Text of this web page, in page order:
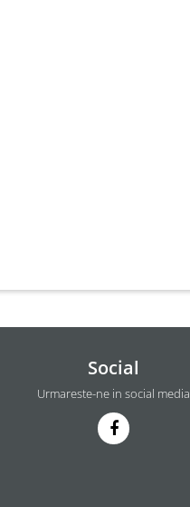
Social
Urmareste-ne in social media